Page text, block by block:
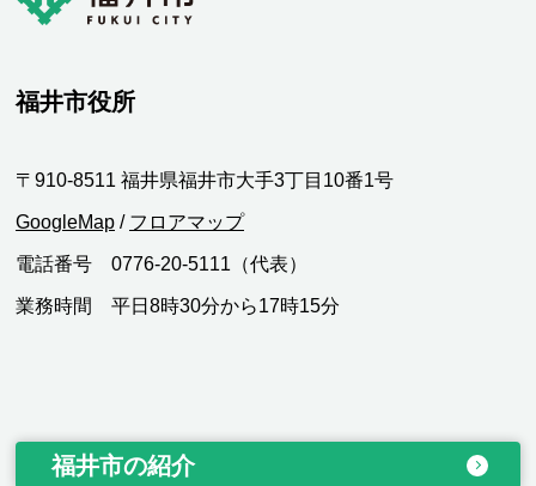
福井市役所
〒910-8511 福井県福井市大手3丁目10番1号
GoogleMap / フロアマップ
電話番号 0776-20-5111（代表）
業務時間 平日8時30分から17時15分
福井市の紹介